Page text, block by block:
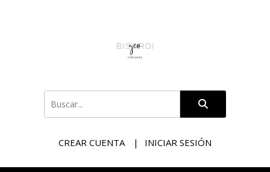
CREAR CUENTA INICIAR SESIÓN